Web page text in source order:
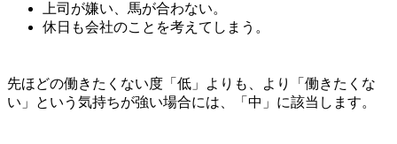
上司が嫌い、馬が合わない。
休日も会社のことを考えてしまう。
先ほどの働きたくない度「低」よりも、より「働きたくな
い」という気持ちが強い場合には、「中」に該当します。